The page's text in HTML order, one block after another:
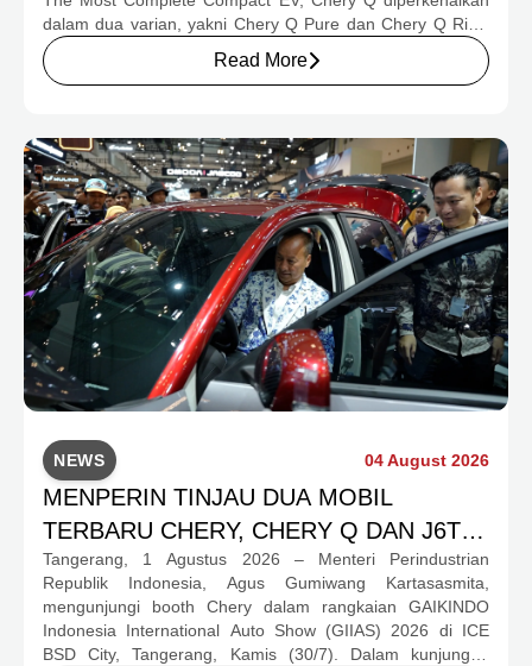
dalam dua varian, yakni Chery Q Pure dan Chery Q Rizz,
untuk mengakomodasi kebutuhan mobilitas serta
preferensi konsumen yang berbeda.
Read More
NEWS 04 August 2026
MENPERIN TINJAU DUA MOBIL
TERBARU CHERY, CHERY Q DAN J6T
CSH YANG JADI SOROTAN DI GIIAS
2026
Tangerang, 1 Agustus 2026 – Menteri Perindustrian
Republik Indonesia, Agus Gumiwang Kartasasmita,
mengunjungi booth Chery dalam rangkaian GAIKINDO
Indonesia International Auto Show (GIIAS) 2026 di ICE
BSD City, Tangerang, Kamis (30/7). Dalam kunjungan